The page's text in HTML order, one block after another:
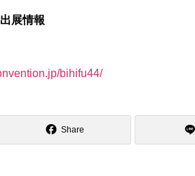
展情報
bihifu44/
Share